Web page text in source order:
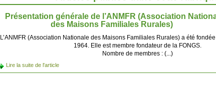
Présentation générale de l’ANMFR (Association
des Maisons Familiales Rurales)
L’ANMFR (Association Nationale des Maisons Familiales Rurales) a été
1964. Elle est membre fondateur de la FONGS.
Nombre de membres : (...)
Lire la suite de l'article